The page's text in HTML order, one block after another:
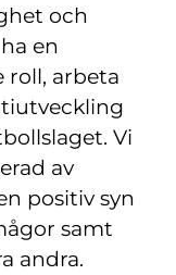
och
en
roll, arbeta
Vi
av
positiv syn
samt
andra.